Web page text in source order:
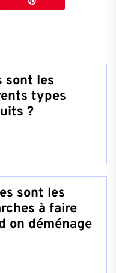
sont les
types
?
sont les
à faire
on déménage